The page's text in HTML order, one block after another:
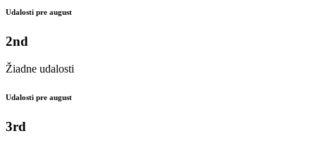
Udalosti pre august
2nd
Žiadne udalosti
Udalosti pre august
3rd